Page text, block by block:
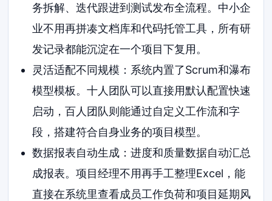
务拆解、迭代跟进到测试发布全流程。中小企
业不用再拼凑文档库和代码托管工具，所有研
发记录都能沉淀在一个项目下复用。
灵活适配不同规模：系统内置了Scrum和瀑布
模型模板。十人团队可以直接用默认配置快速
启动，百人团队则能通过自定义工作流和字
段，搭建符合自身业务的项目模型。
数据报表自动生成：进度和质量数据自动汇总
成报表。项目经理不用再手工整理Excel，能
直接在系统里查看成员工作负荷和项目延期风